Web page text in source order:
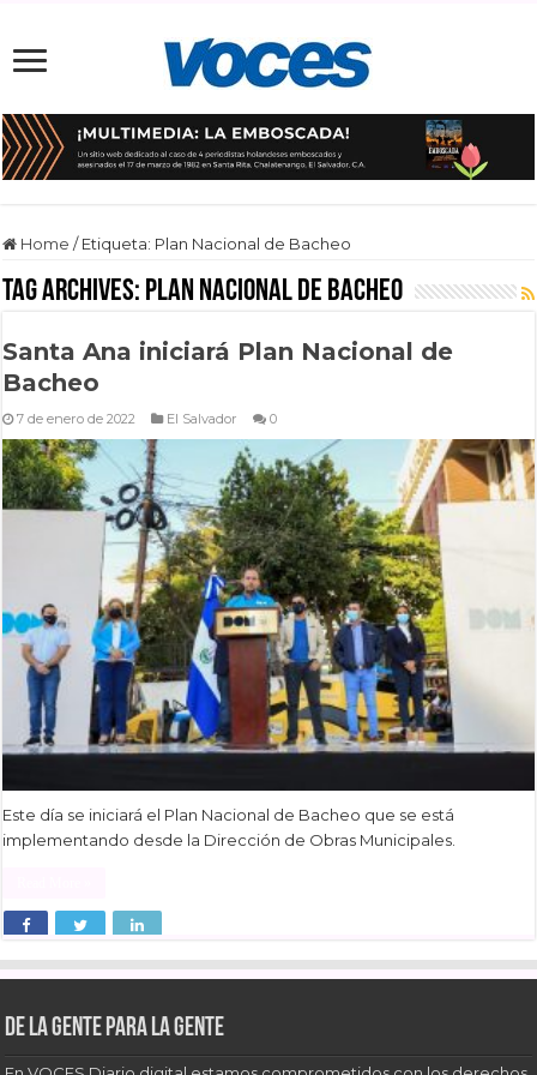
Home / Etiqueta: Plan Nacional de Bacheo
Tag Archives: Plan Nacional de Bacheo
Santa Ana iniciará Plan Nacional de
Bacheo
7 de enero de 2022 El Salvador 0
Este día se iniciará el Plan Nacional de Bacheo que se está
implementando desde la Dirección de Obras Municipales.
De la gente para la gente